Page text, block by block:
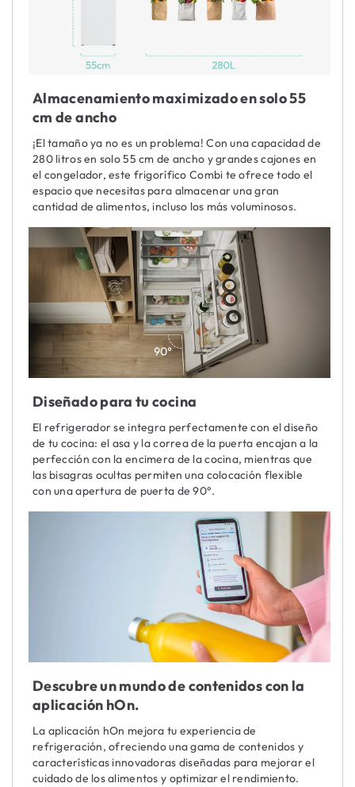
Almacenamiento maximizado en solo 55
cm de ancho
¡El tamaño ya no es un problema! Con una capacidad de
280 litros en solo 55 cm de ancho y grandes cajones en
el congelador, este frigorífico Combi te ofrece todo el
espacio que necesitas para almacenar una gran
cantidad de alimentos, incluso los más voluminosos.
Diseñado para tu cocina
El refrigerador se integra perfectamente con el diseño
de tu cocina: el asa y la correa de la puerta encajan a la
perfección con la encimera de la cocina, mientras que
las bisagras ocultas permiten una colocación flexible
con una apertura de puerta de 90°.
Descubre un mundo de contenidos con la
aplicación hOn.
La aplicación hOn mejora tu experiencia de
refrigeración, ofreciendo una gama de contenidos y
características innovadoras diseñadas para mejorar el
cuidado de los alimentos y optimizar el rendimiento.